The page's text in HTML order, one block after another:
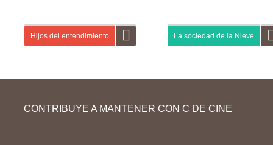
primer lugar, vas a conocer Life in a day, una
película en la que personas de...
cortometraje y a contrastarlas
compañeros. Después, vas a
Hijos del entendimiento
parejas de distintas ideologías pueden llegar a
La sociedad de la Nieve
accidente del vuelo 571 de la
CONTRIBUYE A MANTENER CON C DE CINE